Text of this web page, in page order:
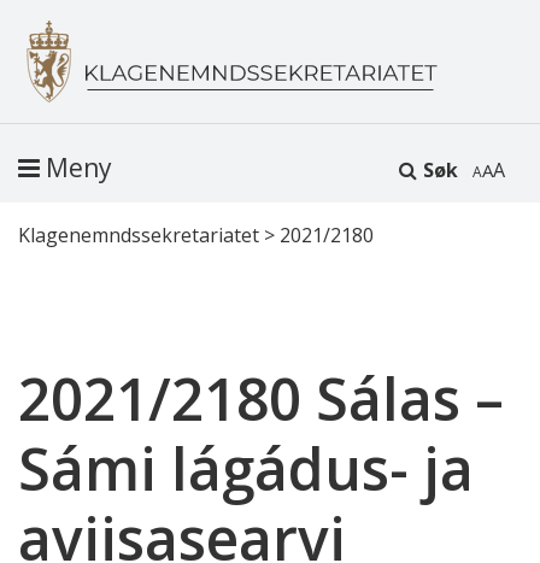
Søk A
Meny
Klagenemndssekretariatet > 2021/2180
2021/2180 Sálas –
Sámi lágádus- ja
aviisasearvi